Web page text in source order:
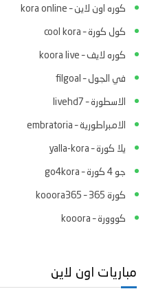
كوره اون لاين – kora online
كول كورة – cool kora
كوره لايف – koora live
في الجول – filgoal
الاسطورة – livehd7
الامبراطورية – embratoria
يلا كورة – yalla-kora
جو 4 كورة – go4kora
كورة 365 – kooora365
كووورة – kooora
مباريات اون لاين